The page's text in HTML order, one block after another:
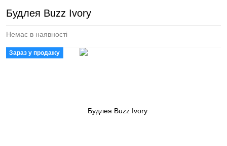
Будлея Buzz Ivory
Немає в наявності
Зараз у продажу